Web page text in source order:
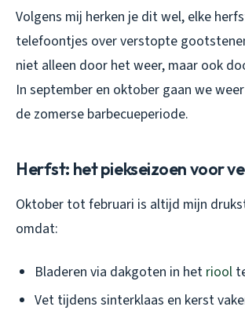
Volgens mij herken je dit wel, elke
telefoontjes over verstopte
niet alleen door het weer, maar ook
In september en oktober gaan we
de zomerse barbecueperiode.
Herfst: het piekseizoen voor
Oktober tot februari is altijd mijn
omdat:
Bladeren via dakgoten in het riool
Vet tijdens sinterklaas en kerst